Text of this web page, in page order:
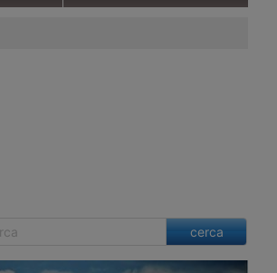
cerca